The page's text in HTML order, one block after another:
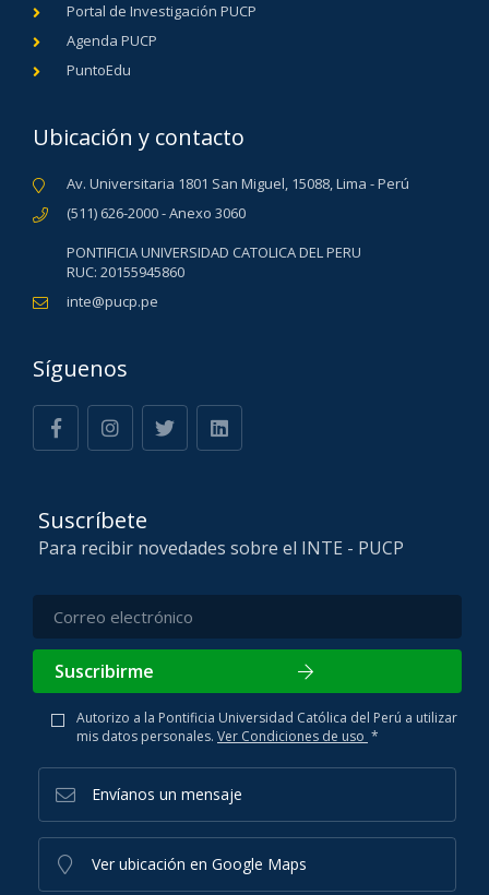
Portal de Investigación PUCP
Agenda PUCP
PuntoEdu
Ubicación y contacto
Av. Universitaria 1801 San Miguel, 15088, Lima - Perú
(511) 626-2000 - Anexo 3060
PONTIFICIA UNIVERSIDAD CATOLICA DEL PERU
RUC: 20155945860
inte@pucp.pe
Síguenos
Suscríbete
Para recibir novedades sobre el INTE - PUCP
Suscribirme
Autorizo a la Pontificia Universidad Católica del Perú a utilizar
mis datos personales. Ver Condiciones de uso *
Envíanos un mensaje
Ver ubicación en Google Maps